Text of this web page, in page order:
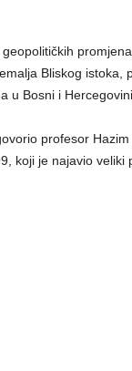
Bliskog
u Bosni i Hercegovini.
profesor
koji je najavio